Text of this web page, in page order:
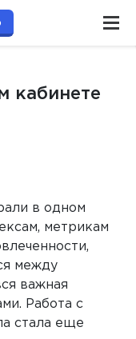
кабинете
в одном
метрикам
между
важная
Работа с
стала еще